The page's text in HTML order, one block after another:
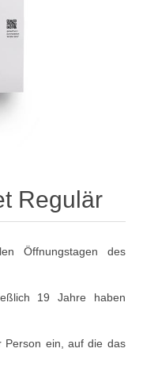
Regulär
Öffnungstagen des
19 Jahre haben
Person ein, auf die das